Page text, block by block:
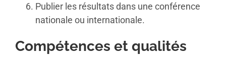
Publier les résultats dans une conférence
nationale ou internationale.
Compétences et qualités